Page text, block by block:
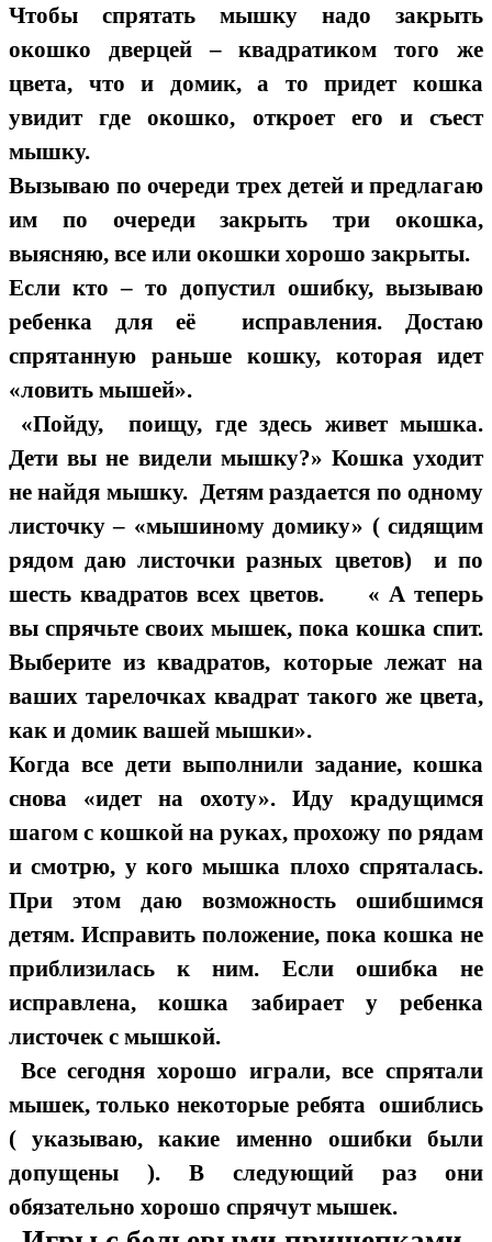
Чтобы спрятать мышку надо закрыть
окошко дверцей – квадратиком того же
цвета, что и домик, а то придет кошка
увидит где окошко, откроет его и съест
мышку.
Вызываю по очереди трех детей и предлагаю
им по очереди закрыть три окошка,
выясняю, все или окошки хорошо закрыты.
Если кто – то допустил ошибку, вызываю
ребенка для её исправления. Достаю
спрятанную раньше кошку, которая идет
«ловить мышей».
«Пойду, поищу, где здесь живет мышка.
Дети вы не видели мышку?» Кошка уходит
не найдя мышку. Детям раздается по одному
листочку – «мышиному домику» ( сидящим
рядом даю листочки разных цветов) и по
шесть квадратов всех цветов. « А теперь
вы спрячьте своих мышек, пока кошка спит.
Выберите из квадратов, которые лежат на
ваших тарелочках квадрат такого же цвета,
как и домик вашей мышки».
Когда все дети выполнили задание, кошка
снова «идет на охоту». Иду крадущимся
шагом с кошкой на руках, прохожу по рядам
и смотрю, у кого мышка плохо спряталась.
При этом даю возможность ошибшимся
детям. Исправить положение, пока кошка не
приблизилась к ним. Если ошибка не
исправлена, кошка забирает у ребенка
листочек с мышкой.
Все сегодня хорошо играли, все спрятали
мышек, только некоторые ребята ошиблись
( указываю, какие именно ошибки были
допущены ). В следующий раз они
обязательно хорошо спрячут мышек.